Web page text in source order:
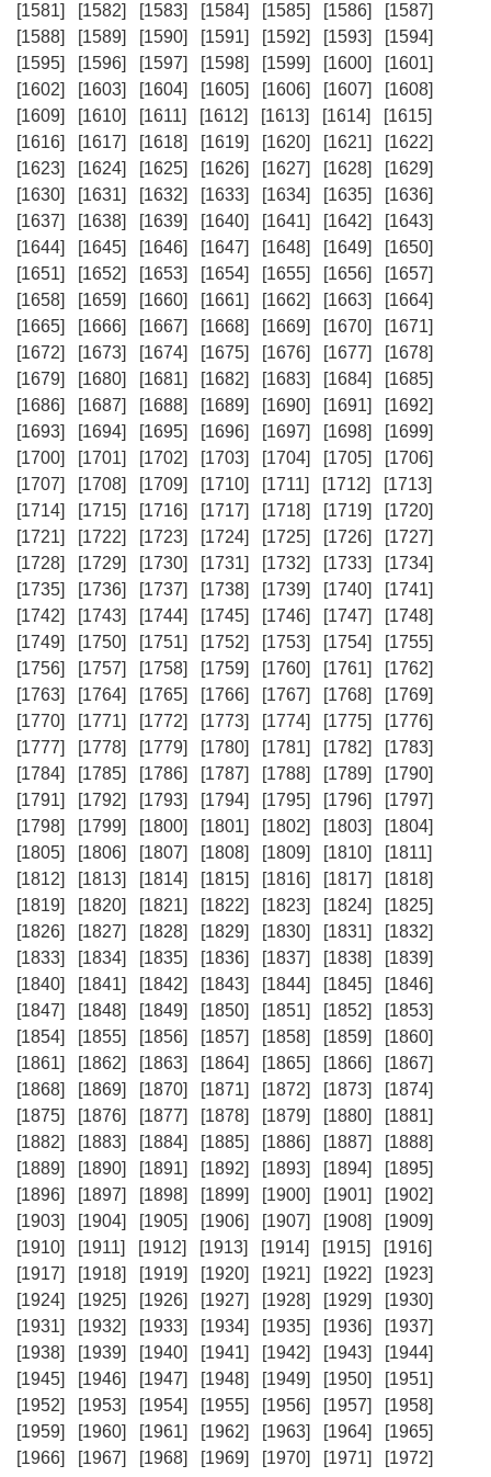
[1581]
[1582] [1583] [1584] [1585] [1586]
[1587]
[1588]
[1589] [1590] [1591] [1592] [1593]
[1594]
[1595]
[1596] [1597] [1598] [1599] [1600]
[1601]
[1602]
[1603] [1604] [1605] [1606] [1607]
[1608]
[1609]
[1610] [1611] [1612] [1613] [1614]
[1615]
[1616]
[1617] [1618] [1619] [1620] [1621]
[1622]
[1623]
[1624] [1625] [1626] [1627] [1628]
[1629]
[1630]
[1631] [1632] [1633] [1634] [1635]
[1636]
[1637]
[1638] [1639] [1640] [1641] [1642]
[1643]
[1644]
[1645] [1646] [1647] [1648] [1649]
[1650]
[1651]
[1652] [1653] [1654] [1655] [1656]
[1657]
[1658]
[1659] [1660] [1661] [1662] [1663]
[1664]
[1665]
[1666] [1667] [1668] [1669] [1670]
[1671]
[1672]
[1673] [1674] [1675] [1676] [1677]
[1678]
[1679]
[1680] [1681] [1682] [1683] [1684]
[1685]
[1686]
[1687] [1688] [1689] [1690] [1691]
[1692]
[1693]
[1694] [1695] [1696] [1697] [1698]
[1699]
[1700]
[1701] [1702] [1703] [1704] [1705]
[1706]
[1707]
[1708] [1709] [1710] [1711] [1712]
[1713]
[1714]
[1715] [1716] [1717] [1718] [1719]
[1720]
[1721]
[1722] [1723] [1724] [1725] [1726]
[1727]
[1728]
[1729] [1730] [1731] [1732] [1733]
[1734]
[1735]
[1736] [1737] [1738] [1739] [1740]
[1741]
[1742]
[1743] [1744] [1745] [1746] [1747]
[1748]
[1749]
[1750] [1751] [1752] [1753] [1754]
[1755]
[1756]
[1757] [1758] [1759] [1760] [1761]
[1762]
[1763]
[1764] [1765] [1766] [1767] [1768]
[1769]
[1770]
[1771] [1772] [1773] [1774] [1775]
[1776]
[1777]
[1778] [1779] [1780] [1781] [1782]
[1783]
[1784]
[1785] [1786] [1787] [1788] [1789]
[1790]
[1791]
[1792] [1793] [1794] [1795] [1796]
[1797]
[1798]
[1799] [1800] [1801] [1802] [1803]
[1804]
[1805]
[1806] [1807] [1808] [1809] [1810]
[1811]
[1812]
[1813] [1814] [1815] [1816] [1817]
[1818]
[1819]
[1820] [1821] [1822] [1823] [1824]
[1825]
[1826]
[1827] [1828] [1829] [1830] [1831]
[1832]
[1833]
[1834] [1835] [1836] [1837] [1838]
[1839]
[1840]
[1841] [1842] [1843] [1844] [1845]
[1846]
[1847]
[1848] [1849] [1850] [1851] [1852]
[1853]
[1854]
[1855] [1856] [1857] [1858] [1859]
[1860]
[1861]
[1862] [1863] [1864] [1865] [1866]
[1867]
[1868]
[1869] [1870] [1871] [1872] [1873]
[1874]
[1875]
[1876] [1877] [1878] [1879] [1880]
[1881]
[1882]
[1883] [1884] [1885] [1886] [1887]
[1888]
[1889]
[1890] [1891] [1892] [1893] [1894]
[1895]
[1896]
[1897] [1898] [1899] [1900] [1901]
[1902]
[1903]
[1904] [1905] [1906] [1907] [1908]
[1909]
[1910]
[1911] [1912] [1913] [1914] [1915]
[1916]
[1917]
[1918] [1919] [1920] [1921] [1922]
[1923]
[1924]
[1925] [1926] [1927] [1928] [1929]
[1930]
[1931]
[1932] [1933] [1934] [1935] [1936]
[1937]
[1938]
[1939] [1940] [1941] [1942] [1943]
[1944]
[1945]
[1946] [1947] [1948] [1949] [1950]
[1951]
[1952]
[1953] [1954] [1955] [1956] [1957]
[1958]
[1959]
[1960] [1961] [1962] [1963] [1964]
[1965]
[1966]
[1967] [1968] [1969] [1970] [1971]
[1972]